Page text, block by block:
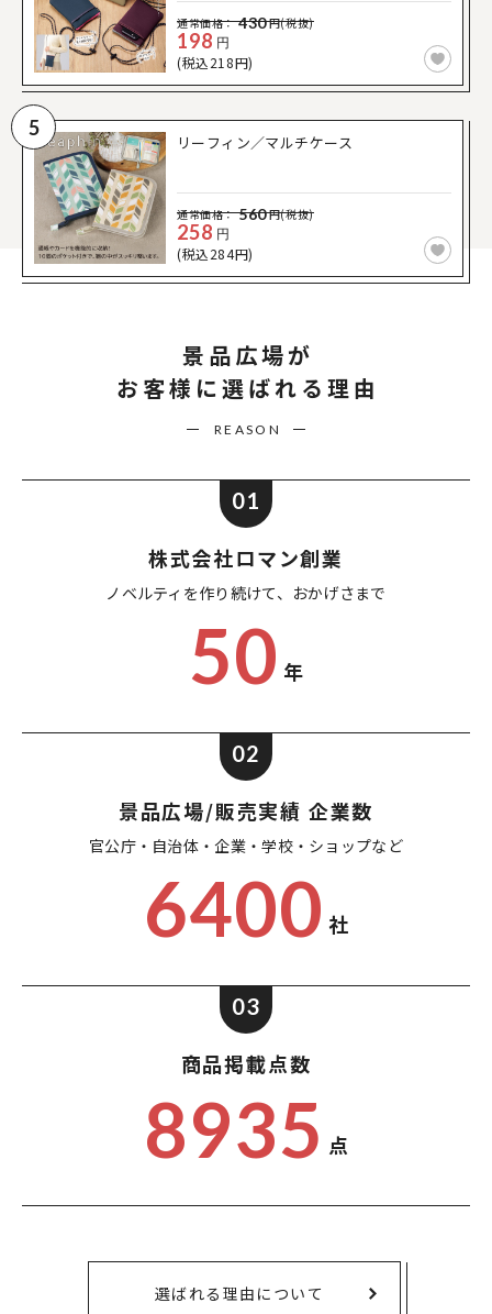
通常価格： 430円(税抜)
198 円
(税込218円)
5
リーフィン／マルチケース
通常価格： 560円(税抜)
258 円
(税込284円)
景品広場が
お客様に選ばれる理由
REASON
01
株式会社ロマン創業
ノベルティを作り続けて、 おかげさまで
50 年
02
景品広場/販売実績 企業数
官公庁・自治体・企業・学校・ショップなど
6400 社
03
商品掲載点数
8935 点
選ばれる理由について